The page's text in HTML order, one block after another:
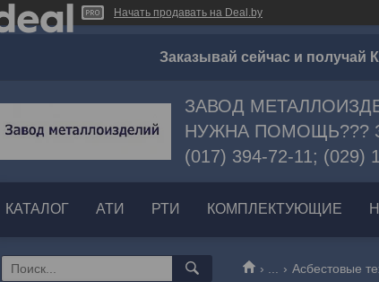
Начать продавать на Deal.by
Заказывай сейчас и
ЗАВОД
НУЖНА ПОМОЩЬ???
(017) 394-72-11; (029)
КАТАЛОГ АТИ РТИ КОМПЛЕКТУЮЩИЕ
Асбестовые